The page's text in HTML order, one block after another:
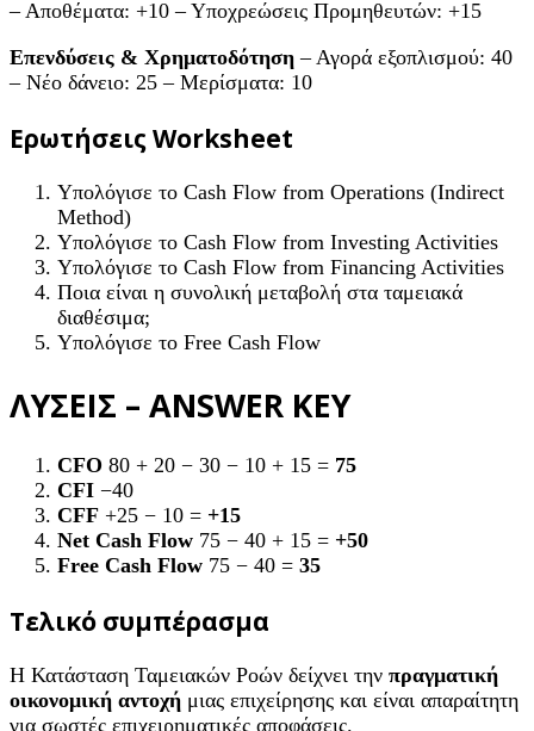
– Αποθέματα: +10 – Υποχρεώσεις Προμηθευτών: +15
Επενδύσεις & Χρηματοδότηση – Αγορά εξοπλισμού: 40
– Νέο δάνειο: 25 – Μερίσματα: 10
Ερωτήσεις Worksheet
Υπολόγισε το Cash Flow from Operations (Indirect
Method)
Υπολόγισε το Cash Flow from Investing Activities
Υπολόγισε το Cash Flow from Financing Activities
Ποια είναι η συνολική μεταβολή στα ταμειακά
διαθέσιμα;
Υπολόγισε το Free Cash Flow
ΛΥΣΕΙΣ – ANSWER KEY
CFO 80 + 20 − 30 − 10 + 15 = 75
CFI −40
CFF +25 − 10 = +15
Net Cash Flow 75 − 40 + 15 = +50
Free Cash Flow 75 − 40 = 35
Τελικό συμπέρασμα
Η Κατάσταση Ταμειακών Ροών δείχνει την πραγματική
οικονομική αντοχή μιας επιχείρησης και είναι απαραίτητη
για σωστές επιχειρηματικές αποφάσεις.